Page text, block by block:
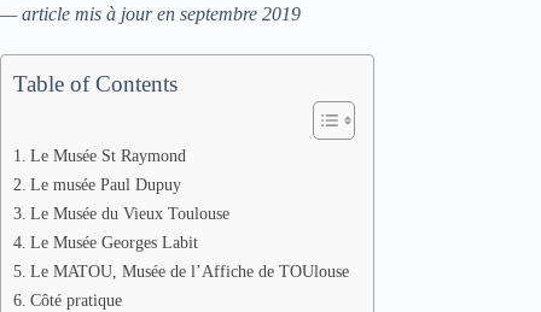
— article mis à jour en septembre 2019
Table of Contents
Le Musée St Raymond
Le musée Paul Dupuy
Le Musée du Vieux Toulouse
Le Musée Georges Labit
Le MATOU, Musée de l’Affiche de TOUlouse
Côté pratique